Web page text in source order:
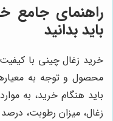
راهنمای جامع
باید بدانید
خرید زغال چینی با
محصول و توجه به
باید هنگام خرید، به
زغال، میزان رطوبت،